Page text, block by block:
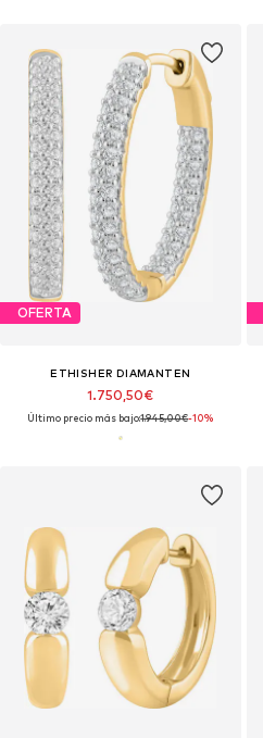
OFERTA
ETHISHER DIAMANTEN
1.750,50€
Último precio más bajo:1.945,00€-10%